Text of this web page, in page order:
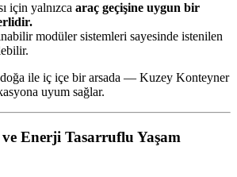
için yalnızca araç geçişine uygun bir
modüler sistemleri sayesinde istenilen
ile iç içe bir arsada — Kuzey Konteyner
uyum sağlar.
Enerji Tasarruflu Yaşam